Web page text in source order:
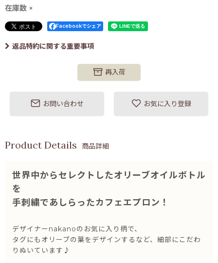
在庫数 ×
Facebookでシェア
返品特約に関する重要事項
再入荷
お問い合わせ お気に入り登録
商品詳細
世界中からセレクトしたオリーブオイルボトル
を
手刺繍であしらったカフェエプロン！
デザイナーnakanoのお気に入り柄で、
タグにもオリーブの葉をデザインするなど、細部にこだわ
りぬいています♪